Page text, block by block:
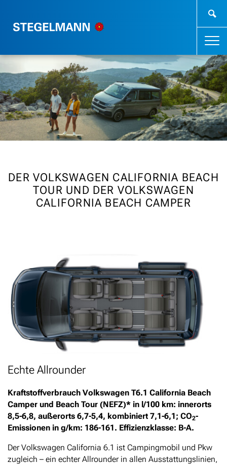
DER VOLKSWAGEN CALIFORNIA BEACH
TOUR UND DER VOLKSWAGEN
CALIFORNIA BEACH CAMPER
Echte Allrounder
Kraftstoffverbrauch Volkswagen T6.1 California Beach
Camper und Beach Tour (NEFZ)* in l/100 km: innerorts
8,5-6,8, außerorts 6,7-5,4, kombiniert 7,1-6,1; CO2-
Emissionen in g/km: 186-161. Effizienzklasse: B-A.
Der Volkswagen California 6.1 ist Campingmobil und Pkw
zugleich – ein echter Allrounder in allen Ausstattungslinien,